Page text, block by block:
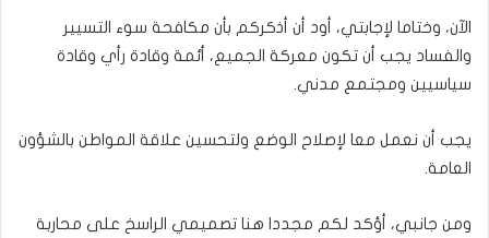
الآن، وختاما لإجابتي، أود أن أذكركم بأن مكافحة سوء التسيير
والفساد يجب أن تكون معركة الجميع، أئمة وقادة رأي وقادة
سياسيين ومجتمع مدني.
يجب أن نعمل معا لإصلاح الوضع ولتحسين علاقة المواطن بالشؤون
العامة.
ومن جانبي، أؤكد لكم مجددا هنا تصميمي الراسخ على محاربة